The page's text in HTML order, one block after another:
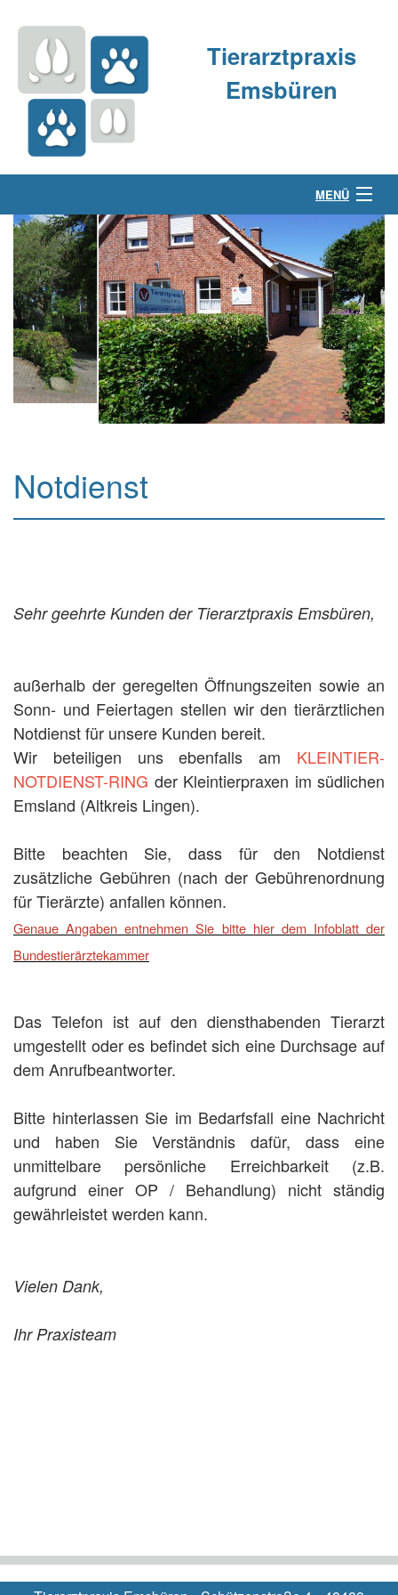
Tierarztpraxis
Emsbüren
MENÜ
Über uns
Kleintierpraxis
Großtierpraxis
Kontakt & Anfahrt
Notdienst
Sehr geehrte Kunden der Tierarztpraxis Emsbüren,
außerhalb der geregelten Öffnungszeiten sowie an
Sonn- und Feiertagen stellen wir den tierärztlichen
Notdienst für unsere Kunden bereit.
Wir beteiligen uns ebenfalls am KLEINTIER-
NOTDIENST-RING der Kleintierpraxen im südlichen
Emsland (Altkreis Lingen).
Bitte beachten Sie, dass für den Notdienst
zusätzliche Gebühren (nach der Gebührenordnung
für Tierärzte) anfallen können.
Genaue Angaben entnehmen Sie bitte hier dem Infoblatt der
Bundestierärztekammer
Das Telefon ist auf den diensthabenden Tierarzt
umgestellt oder es befindet sich eine Durchsage auf
dem Anrufbeantworter.
Bitte hinterlassen Sie im Bedarfsfall eine Nachricht
und haben Sie Verständnis dafür, dass eine
unmittelbare persönliche Erreichbarkeit (z.B.
aufgrund einer OP / Behandlung) nicht ständig
gewährleistet werden kann.
Vielen Dank,
Ihr Praxisteam